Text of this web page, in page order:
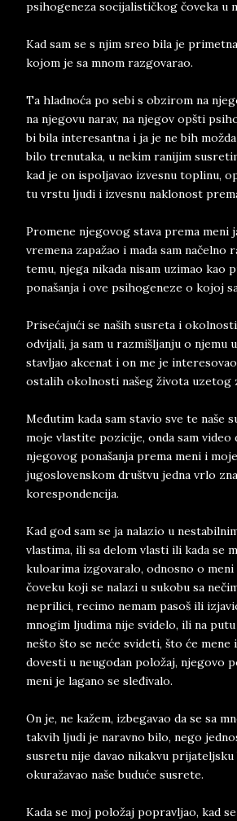
psihogeneza socijalističkog čoveka u
Kad sam se s njim sreo bila je
kojom je sa mnom razgovarao.
Ta hladnoća po sebi s obzirom na
na njegovu narav, na njegov opšti
bi bila interesantna i ja je ne bih
bilo trenutaka, u nekim ranijim
kad je on ispoljavao izvesnu toplinu,
tu vrstu ljudi i izvesnu naklonost
Promene njegovog stava prema meni
vremena zapažao i mada sam načelno
temu, njega nikada nisam uzimao kao
ponašanja i ove psihogeneze o kojoj
Prisećajući se naših susreta i
odvijali, ja sam u razmišljanju o njemu
stavljao akcenat i on me je
ostalih okolnosti našeg života uzetog
Međutim kada sam stavio sve te naše
moje vlastite pozicije, onda sam video
njegovog ponašanja prema meni i
jugoslovenskom društvu jedna vrlo
korespondencija.
Kad god sam se ja nalazio u
vlastima, ili sa delom vlasti ili kada se
kuloarima izgovaralo, odnosno o
čoveku koji se nalazi u sukobu sa
neprilici, recimo nemam pasoš ili
mnogim ljudima nije svidelo, ili na putu
nešto što se neće svideti, što će
dovesti u neugodan položaj, njegovo
meni je lagano se sleđivalo.
On je, ne kažem, izbegavao da se sa
takvih ljudi je naravno bilo, nego
susretu nije davao nikakvu
okuražavao naše buduće susrete.
Kada se moj položaj popravljao, kad